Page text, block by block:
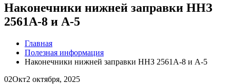
Наконечники нижней заправки ННЗ
2561А-8 и А-5
Главная
Полезная информация
Наконечники нижней заправки ННЗ 2561А-8 и А-5
02Окт2 октября, 2025